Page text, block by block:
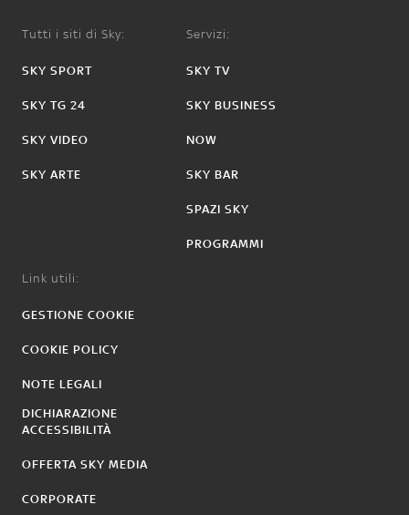
Tutti i siti di Sky:
SKY SPORT
SKY TG 24
SKY VIDEO
SKY ARTE
Servizi:
SKY TV
SKY BUSINESS
NOW
SKY BAR
SPAZI SKY
PROGRAMMI
Link utili:
GESTIONE COOKIE
COOKIE POLICY
NOTE LEGALI
DICHIARAZIONE
ACCESSIBILITÀ
OFFERTA SKY MEDIA
CORPORATE